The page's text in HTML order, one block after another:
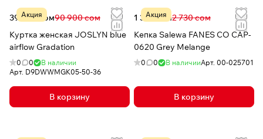
Акция
39 999 сом90 900 сом
Куртка женская JOSLYN blue
airflow Gradation
0 0
В наличии
Арт. D9DWWMGK05-50-36
В корзину
Акция
1 339 сом2 730 сом
Кепка Salewa FANES CO CAP-
0620 Grey Melange
0 0 В наличииАрт. 00-025701
В корзину